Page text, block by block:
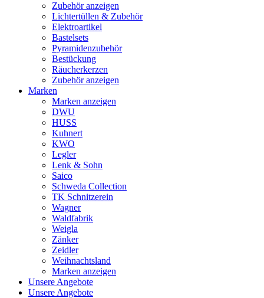
Zubehör anzeigen
Lichtertüllen & Zubehör
Elektroartikel
Bastelsets
Pyramidenzubehör
Bestückung
Räucherkerzen
Zubehör anzeigen
Marken
Marken anzeigen
DWU
HUSS
Kuhnert
KWO
Legler
Lenk & Sohn
Saico
Schweda Collection
TK Schnitzerein
Wagner
Waldfabrik
Weigla
Zänker
Zeidler
Weihnachtsland
Marken anzeigen
Unsere Angebote
Unsere Angebote